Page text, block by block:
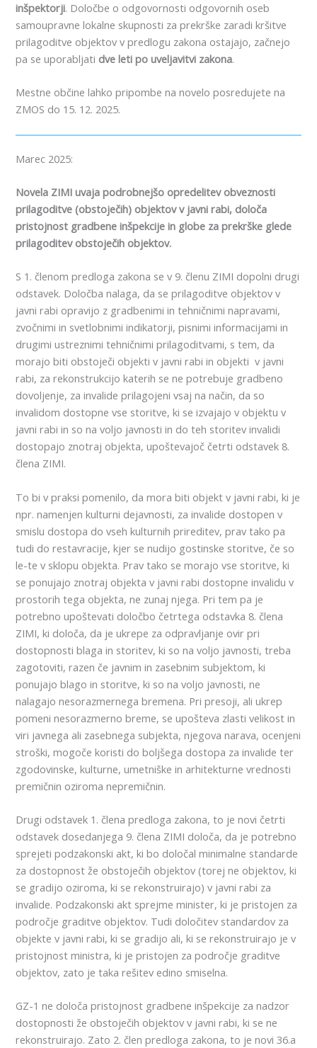
inšpektorji. Določbe o odgovornosti odgovornih oseb
samoupravne lokalne skupnosti za prekrške zaradi kršitve
prilagoditve objektov v predlogu zakona ostajajo, začnejo
pa se uporabljati dve leti po uveljavitvi zakona.
Mestne občine lahko pripombe na novelo posredujete na
ZMOS do 15. 12. 2025.
Marec 2025:
Novela ZIMI uvaja podrobnejšo opredelitev obveznosti
prilagoditve (obstoječih) objektov v javni rabi, določa
pristojnost gradbene inšpekcije in globe za prekrške glede
prilagoditev obstoječih objektov.
S 1. členom predloga zakona se v 9. členu ZIMI dopolni drugi
odstavek. Določba nalaga, da se prilagoditve objektov v
javni rabi opravijo z gradbenimi in tehničnimi napravami,
zvočnimi in svetlobnimi indikatorji, pisnimi informacijami in
drugimi ustreznimi tehničnimi prilagoditvami, s tem, da
morajo biti obstoječi objekti v javni rabi in objekti v javni
rabi, za rekonstrukcijo katerih se ne potrebuje gradbeno
dovoljenje, za invalide prilagojeni vsaj na način, da so
invalidom dostopne vse storitve, ki se izvajajo v objektu v
javni rabi in so na voljo javnosti in do teh storitev invalidi
dostopajo znotraj objekta, upoštevajoč četrti odstavek 8.
člena ZIMI.
To bi v praksi pomenilo, da mora biti objekt v javni rabi, ki je
npr. namenjen kulturni dejavnosti, za invalide dostopen v
smislu dostopa do vseh kulturnih prireditev, prav tako pa
tudi do restavracije, kjer se nudijo gostinske storitve, če so
le-te v sklopu objekta. Prav tako se morajo vse storitve, ki
se ponujajo znotraj objekta v javni rabi dostopne invalidu v
prostorih tega objekta, ne zunaj njega. Pri tem pa je
potrebno upoštevati določbo četrtega odstavka 8. člena
ZIMI, ki določa, da je ukrepe za odpravljanje ovir pri
dostopnosti blaga in storitev, ki so na voljo javnosti, treba
zagotoviti, razen če javnim in zasebnim subjektom, ki
ponujajo blago in storitve, ki so na voljo javnosti, ne
nalagajo nesorazmernega bremena. Pri presoji, ali ukrep
pomeni nesorazmerno breme, se upošteva zlasti velikost in
viri javnega ali zasebnega subjekta, njegova narava, ocenjeni
stroški, mogoče koristi do boljšega dostopa za invalide ter
zgodovinske, kulturne, umetniške in arhitekturne vrednosti
premičnin oziroma nepremičnin.
Drugi odstavek 1. člena predloga zakona, to je novi četrti
odstavek dosedanjega 9. člena ZIMI določa, da je potrebno
sprejeti podzakonski akt, ki bo določal minimalne standarde
za dostopnost že obstoječih objektov (torej ne objektov, ki
se gradijo oziroma, ki se rekonstruirajo) v javni rabi za
invalide. Podzakonski akt sprejme minister, ki je pristojen za
področje graditve objektov. Tudi določitev standardov za
objekte v javni rabi, ki se gradijo ali, ki se rekonstruirajo je v
pristojnost ministra, ki je pristojen za področje graditve
objektov, zato je taka rešitev edino smiselna.
GZ-1 ne določa pristojnost gradbene inšpekcije za nadzor
dostopnosti že obstoječih objektov v javni rabi, ki se ne
rekonstruirajo. Zato 2. člen predloga zakona, to je novi 36.a